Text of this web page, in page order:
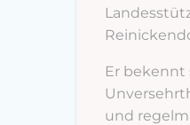
Er bekennt
und